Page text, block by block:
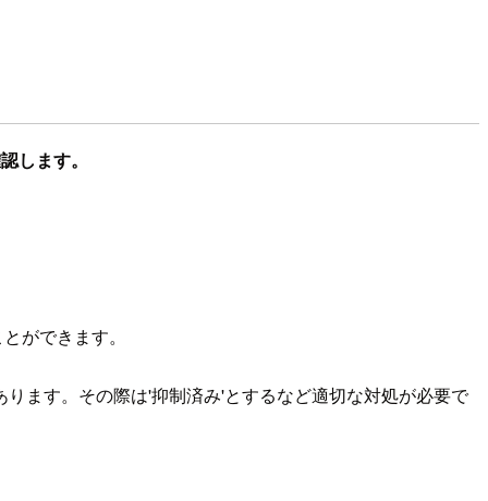
します。
ができます。
ます。その際は'抑制済み'とするなど適切な対処が必要で